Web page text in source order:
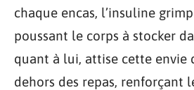
chaque encas, l’insuline
poussant le corps à stocker
quant à lui, attise cette envie
dehors des repas, renforçant